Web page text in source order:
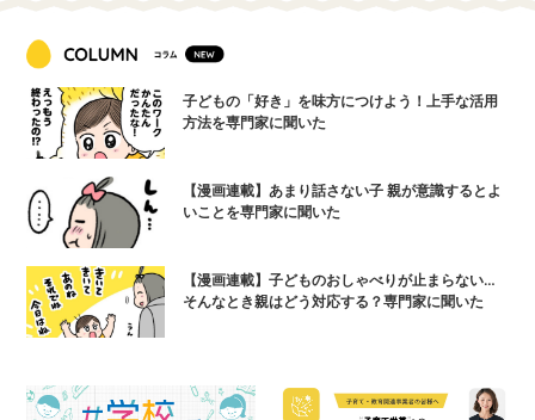
子どもの「好き」を味方につけよう！上手な活用
方法を専門家に聞いた
【漫画連載】あまり話さない子 親が意識するとよ
いことを専門家に聞いた
【漫画連載】子どものおしゃべりが止まらない…
そんなとき親はどう対応する？専門家に聞いた